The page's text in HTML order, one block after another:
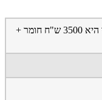
שלום, בדירה חדשה שקניתי הוצע לי לבצע רובה אפוקסית בכל הבית מדובר על דירת 4 חד´ כ 100 מ"ר אריחים של 60X60 בכל הבית ובאמבטיה 35X35 רוחב פוגות לפי סטנדרט – ההצעה שקבלתי היא 3500 ש"ח חומר +